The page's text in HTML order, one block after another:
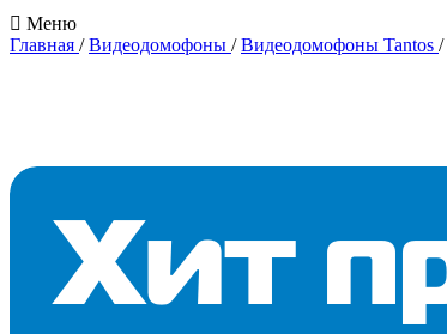
Меню
Главная /Видеодомофоны /Видеодомофоны Tantos /